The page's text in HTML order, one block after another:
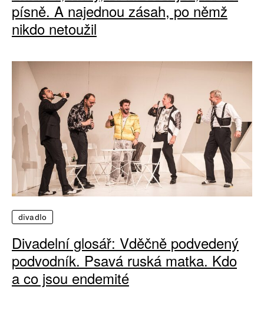
písně. A najednou zásah, po němž
nikdo netoužil
divadlo
Divadelní glosář: Vděčně podvedený
podvodník. Psavá ruská matka. Kdo
a co jsou endemité